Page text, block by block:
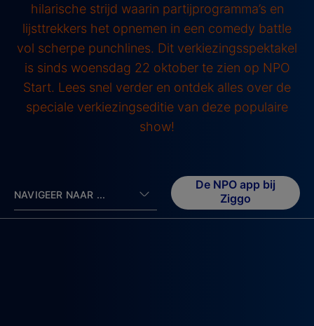
hilarische strijd waarin partijprogramma’s en
lijsttrekkers het opnemen in een comedy battle
vol scherpe punchlines. Dit verkiezingsspektakel
is sinds woensdag 22 oktober te zien op NPO
Start. Lees snel verder en ontdek alles over de
speciale verkiezingseditie van deze populaire
show!
NAVIGEER NAAR ...
De NPO app bij
Ziggo